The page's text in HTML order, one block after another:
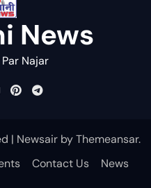
News
Najar
| NewsairbyThemeansar.
Contact Us News